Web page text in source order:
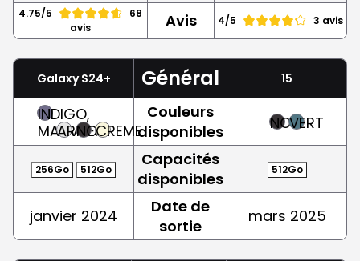
4.75/5
68
avis
Avis 4/5 3 avis
Galaxy S24+ Général 15
INDIGO,
MAUVE
ARGENT
NOIRCREME
Couleurs
disponibles
NOIRVERT
256Go 512Go
Capacités
disponibles
512Go
janvier 2024
Date de
sortie
mars 2025